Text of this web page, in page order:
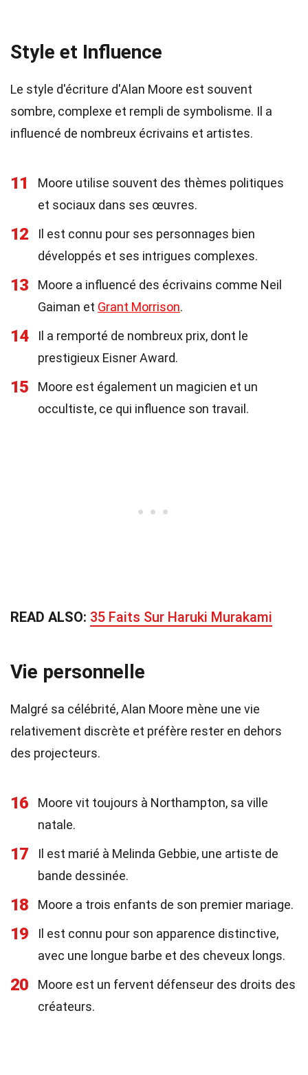
Style et Influence
Le style d'écriture d'Alan Moore est souvent
sombre, complexe et rempli de symbolisme. Il a
influencé de nombreux écrivains et artistes.
11
Moore utilise souvent des thèmes politiques
et sociaux dans ses œuvres.
12
Il est connu pour ses personnages bien
développés et ses intrigues complexes.
13
Moore a influencé des écrivains comme Neil
Gaiman et Grant Morrison.
14
Il a remporté de nombreux prix, dont le
prestigieux Eisner Award.
15
Moore est également un magicien et un
occultiste, ce qui influence son travail.
READ ALSO: 35 Faits Sur Haruki Murakami
Vie personnelle
Malgré sa célébrité, Alan Moore mène une vie
relativement discrète et préfère rester en dehors
des projecteurs.
16
Moore vit toujours à Northampton, sa ville
natale.
17
Il est marié à Melinda Gebbie, une artiste de
bande dessinée.
18 Moore a trois enfants de son premier mariage.
19
Il est connu pour son apparence distinctive,
avec une longue barbe et des cheveux longs.
20
Moore est un fervent défenseur des droits des
créateurs.